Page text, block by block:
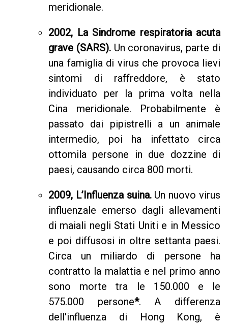
meridionale.
2002, La Sindrome respiratoria acuta
grave (SARS).Un coronavirus, parte di
una famiglia di virus che provoca lievi
sintomi di raffreddore, è stato
individuato per la prima volta nella
Cina meridionale. Probabilmente è
passato dai pipistrelli a un animale
intermedio, poi ha infettato circa
ottomila persone in due dozzine di
paesi, causando circa 800 morti.
2009, L’Influenza suina.Un nuovo virus
influenzale emerso dagli allevamenti
di maiali negli Stati Uniti e in Messico
e poi diffusosi in oltre settanta paesi.
Circa un miliardo di persone ha
contratto la malattia e nel primo anno
sono morte tra le 150.000 e le
575.000 persone*. A differenza
dell'influenza di Hong Kong, è